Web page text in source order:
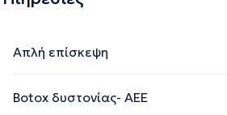
Απλή επίσκεψη
Botox δυστονίας- ΑΕΕ